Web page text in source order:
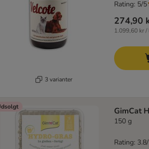
3 varianter
274,90
1.099,60 kr /
Rating: 5/5
GimCat
150 g
Rating: